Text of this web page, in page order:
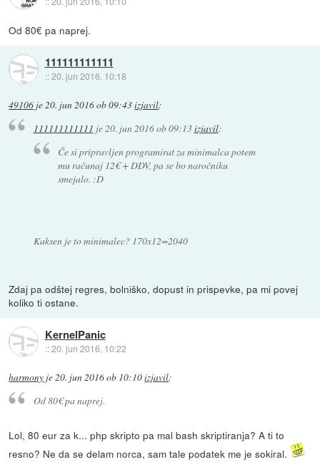
Od 80€ pa naprej.
111111111111
::20. jun 2016, 10:18
49106 je20. jun 2016 ob 09:43izjavil:
111111111111 je20. jun 2016 ob 09:13izjavil:
Če si pripravljen programirat za minimalca potem
mu računaj 12€ + DDV, pa se bo naročniku
smejalo. :D
Kaksen je to minimalec? 170x12=2040
Zdaj pa odštej regres, bolniško, dopust in prispevke, pa mi povej
koliko ti ostane.
KernelPanic
::20. jun 2016, 10:22
harmony je20. jun 2016 ob 10:10izjavil:
Od 80€ pa naprej.
Lol, 80 eur za k... php skripto pa mal bash skriptiranja? A ti to
resno? Ne da se delam norca, sam tale podatek me je sokiral.